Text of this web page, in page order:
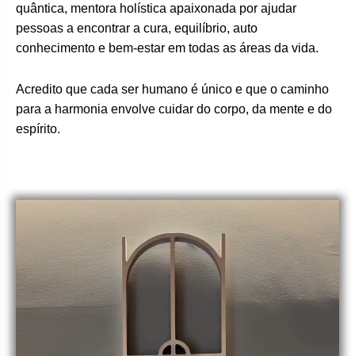
quântica, mentora holística apaixonada por ajudar
pessoas a encontrar a cura, equilíbrio, auto
conhecimento e bem-estar em todas as áreas da vida.
Acredito que cada ser humano é único e que o caminho
para a harmonia envolve cuidar do corpo, da mente e do
espírito.